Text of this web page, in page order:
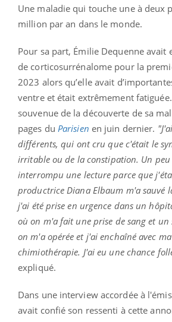
Une maladie qui touche une à deux
million par an dans le monde.
Pour sa part, Émilie Dequenne avait
de corticosurrénalome pour la
2023 alors qu’elle avait
ventre et était extrêmement fatiguée.
souvenue de la découverte de sa
pages du Parisien en juin dernier.
différents, qui ont cru que c'était le
irritable ou de la constipation. Un
interrompu une lecture parce que
productrice Diana Elbaum m'a sauvé
j'ai été prise en urgence dans un
où on m'a fait une prise de sang et un
on m'a opérée et j'ai enchaîné avec
chimiothérapie. J'ai eu une chance
expliqué.
Dans une interview accordée à
avait confié son ressenti à cette